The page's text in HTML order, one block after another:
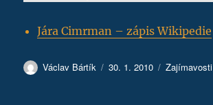
Jára Cimrman – zápis Wikipedie
Autor:
Václav Bártík Publikováno:
30. 1. 2010 Rubriky:
Zajímavosti